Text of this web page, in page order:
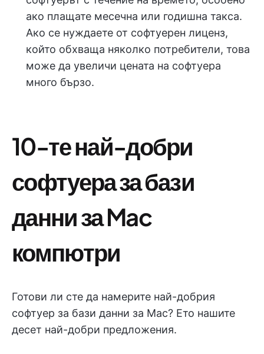
ако плащате месечна или годишна такса.
Ако се нуждаете от софтуерен лиценз,
който обхваща няколко потребители, това
може да увеличи цената на софтуера
много бързо.
10-те най-добри
софтуера за бази
данни за Mac
компютри
Готови ли сте да намерите най-добрия
софтуер за бази данни за Mac? Ето нашите
десет най-добри предложения.